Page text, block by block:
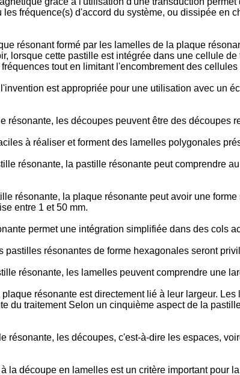
fréquence(s) d'accord du système, ou dissipée en
résonant formé par les lamelles de la plaque
lorsque cette pastille est intégrée dans une cellule
tout en limitant l'encombrement des
est appropriée pour une utilisation avec un
résonante, les découpes peuvent être des découpes
à réaliser et forment des lamelles polygonales
résonante, la pastille résonante peut comprendre
résonante, la plaque résonante peut avoir une
entre 1 et 50 mm.
permet une intégration simplifiée dans des cols
pastilles résonantes de forme hexagonales seront
résonante, les lamelles peuvent comprendre une
résonante est directement lié à leur largeur.
du traitement Selon un cinquième aspect de la
résonante, les découpes, c'est-à-dire les espaces,
la découpe en lamelles est un critère important